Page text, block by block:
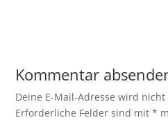
Kommentar
Deine E-Mail-Adresse wird
Erforderliche Felder sind mit*